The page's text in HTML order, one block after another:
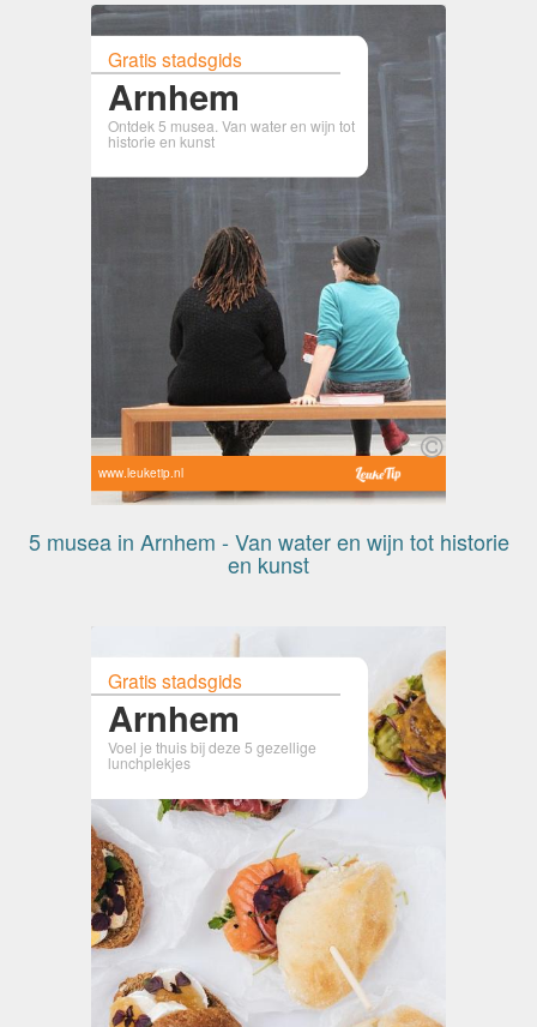
Gratis stadsgids
Arnhem
Ontdek 5 musea. Van water en wijn tot
historie en kunst
www.leuketip.nl
5 musea in Arnhem - Van water en wijn tot historie
en kunst
Gratis stadsgids
Arnhem
Voel je thuis bij deze 5 gezellige
lunchplekjes